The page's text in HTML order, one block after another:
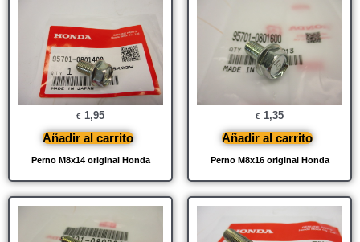
Perno M8x14 original Honda
€ 1,95
Añadir al carrito
Perno M8x16 original Honda
€ 1,35
Añadir al carrito